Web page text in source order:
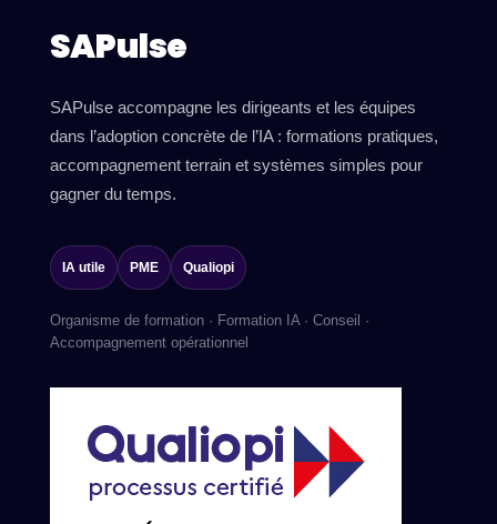
SAPulse
SAPulse accompagne les dirigeants et les équipes
dans l’adoption concrète de l’IA : formations pratiques,
accompagnement terrain et systèmes simples pour
gagner du temps.
IA utile PME Qualiopi
Organisme de formation · Formation IA · Conseil ·
Accompagnement opérationnel